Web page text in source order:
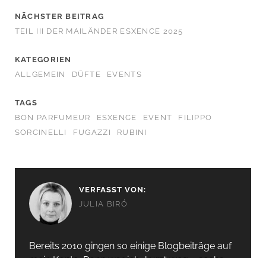
NÄCHSTER BEITRAG
TEIL III DER MAILÄNDER ESXENCE 2025
KATEGORIEN
ALLGEMEIN
DÜFTE EVENTS
TAGS
BON PARFUMEUR
ESXENCE EVENT
FILIPPO
SORCINELLI
FUGAZZI RUBINI
VERFASST VON:
JULIA BIRÓ
Bereits 2010 gingen so einige Blogbeiträge auf